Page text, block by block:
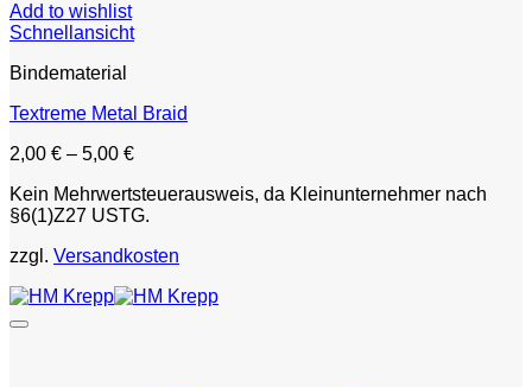
Add to wishlist
Schnellansicht
Bindematerial
Textreme Metal Braid
2,00 € – 5,00 €
Kein Mehrwertsteuerausweis, da Kleinunternehmer nach
§6(1)Z27 USTG.
zzgl. Versandkosten